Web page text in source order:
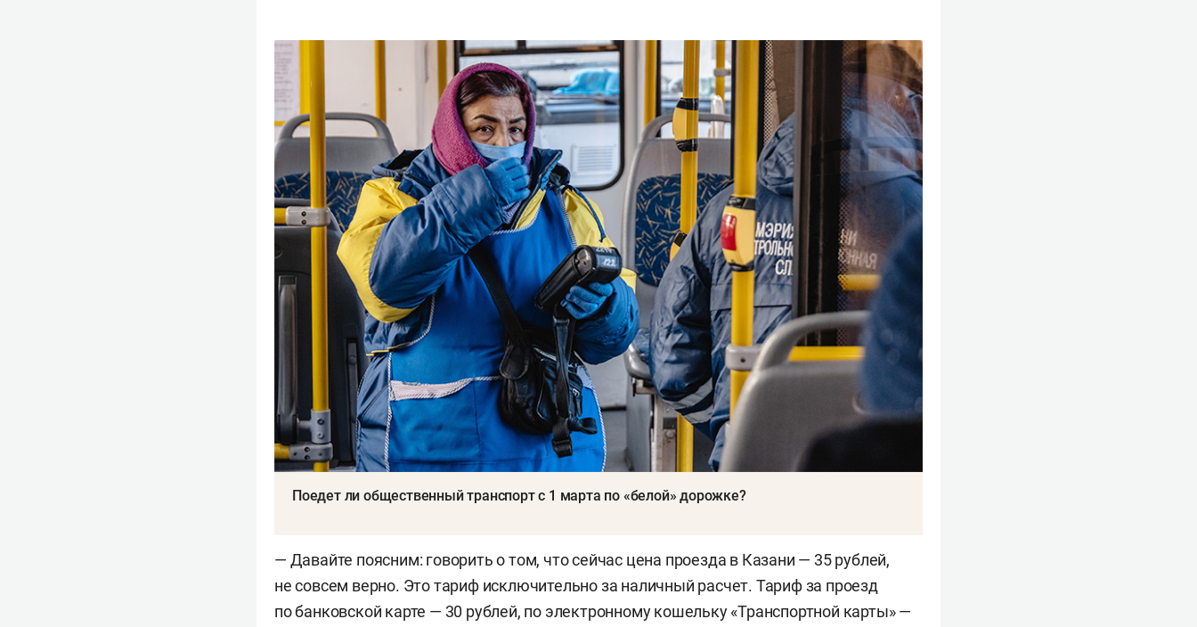
Поедет ли общественный транспорт с 1 марта по «белой» дорожке?
— Давайте поясним: говорить о том, что сейчас цена проезда в Казани — 35 рублей,
не совсем верно. Это тариф исключительно за наличный расчет. Тариф за проезд
по банковской карте — 30 рублей, по электронному кошельку «Транспортной карты» —